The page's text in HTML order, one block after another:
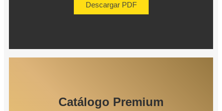
Descargar PDF
Catálogo Premium